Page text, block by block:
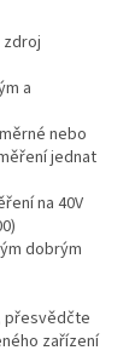
a
nebo
jednat
na 40V
dobrým
přesvědčte
zařízení